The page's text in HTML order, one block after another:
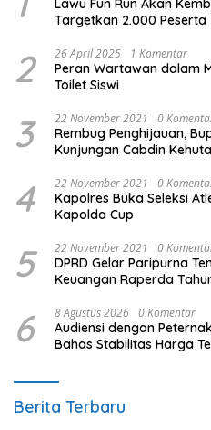
Lawu Fun Run Akan
Targetkan 2.000 Peserta
2 26 April 2025 1 Komentar
Peran Wartawan dalam
Toilet Siswi
3 22 November 2021 0
Rembug Penghijauan,
Kunjungan Cabdin
4 22 November 2021 0
Kapolres Buka Seleksi
Kapolda Cup
5 22 November 2021 0
DPRD Gelar Paripurna
Keuangan Raperda
6 8 Agustus 2026 0 Komentar
Audiensi dengan
Bahas Stabilitas Harga
Berita Terbaru